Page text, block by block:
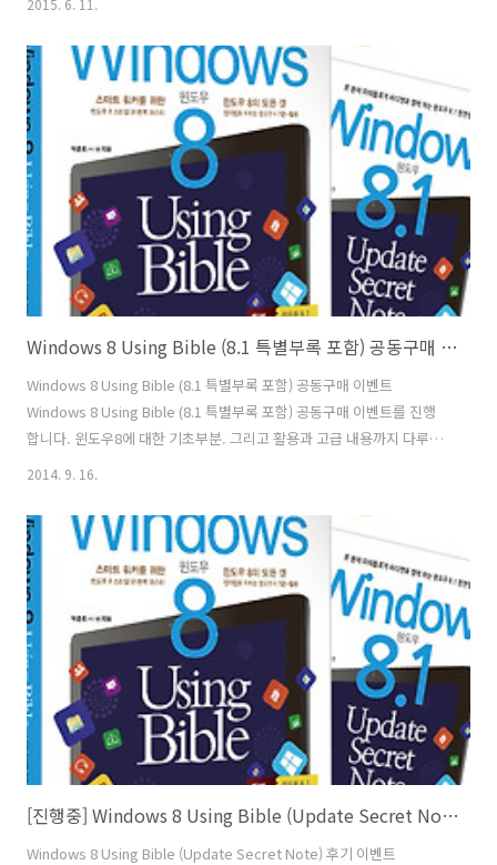
으로 드립니다. [이벤트 응모 방법] 1. http://cdmanii.com/4722 링크
글을 읽고 실제로 스마트폰에 설치해서 사용해봅니다. (설치 간단 합니
다.) 2. 이 글에 댓글에 사용 소감을 적어주세요. 또는 페이스북 이벤트 링
크에 댓글을 남겨 주세요. (실제 사용하는 모습을 찍어서 올려주세요 사
진 1장 이상, 사용하는 모습 스크린 샷을 올리셔도 괜찮습니..
2015. 6. 11.
Windows 8 Using Bible (8.1 특별부록 포함) 공동구매 이벤트
Windows 8 Using Bible (8.1 특별부록 포함) 공동구매 이벤트
Windows 8 Using Bible (8.1 특별부록 포함) 공동구매 이벤트를 진행
합니다. 윈도우8에 대한 기초부분. 그리고 활용과 고급 내용까지 다루는
책 입니다. 동영상 설명도 제공하며, 책에 적어두지 않은 내용은 제 블로
온라인 서점에서는 평가가 가장 좋은것으로 알고 있습니다. 윈도우8 책
만 다 읽게 되면 앞으로 나올 윈도우8 스타일의 윈도우8.1 그리고 윈도우
9도 모두 익숙하게 사용할 수 있습니다. 인터페이스만 좀 바뀌는 정도이
니까요. 운영체제 사용에선 기초가 가장 중요합니다. 앞으로는 윈도우7
보다는 성능이 좋은 윈도우8이 더 많이 사용될것이기..
2014. 9. 16.
[진행중] Windows 8 Using Bible (Update Secret Note) 후기 이벤트
Windows 8 Using Bible (Update Secret Note) 후기 이벤트